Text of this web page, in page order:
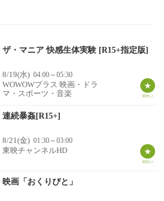
ザ・マニア 快感生体実験 [R15+指定版]
8/19(水) 04:00～05:30
WOWOWプラス 映画・ドラ
マ・スポーツ・音楽
連続暴姦[R15+]
8/21(金) 01:30～03:00
東映チャンネルHD
映画「おくりびと」